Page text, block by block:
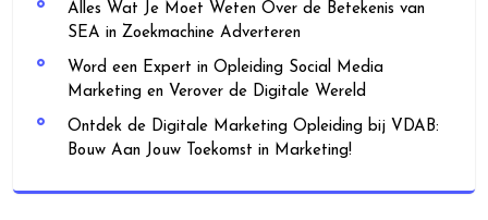
Alles Wat Je Moet Weten Over de Betekenis van
SEA in Zoekmachine Adverteren
Word een Expert in Opleiding Social Media
Marketing en Verover de Digitale Wereld
Ontdek de Digitale Marketing Opleiding bij VDAB:
Bouw Aan Jouw Toekomst in Marketing!